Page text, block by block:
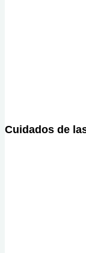
Cuidados de